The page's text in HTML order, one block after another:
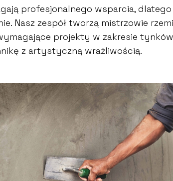
profesjonalnego wsparcia,
Nasz zespół tworzą mistrzowie
projekty w zakresie
z artystyczną wrażliwością.